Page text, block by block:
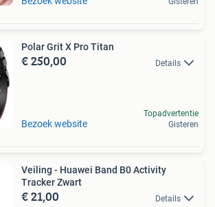
Polar Grit X Pro Titan
€ 250,00 Details
Bezoek website
Topadvertentie
Gisteren
Veiling - Huawei Band B0 Activity
Tracker Zwart
€ 21,00 Details